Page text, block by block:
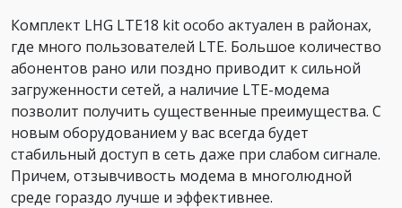
Комплект LHG LTE18 kit особо актуален в районах,
где много пользователей LTE. Большое количество
абонентов рано или поздно приводит к сильной
загруженности сетей, а наличие LTE-модема
позволит получить существенные преимущества. С
новым оборудованием у вас всегда будет
стабильный доступ в сеть даже при слабом сигнале.
Причем, отзывчивость модема в многолюдной
среде гораздо лучше и эффективнее.